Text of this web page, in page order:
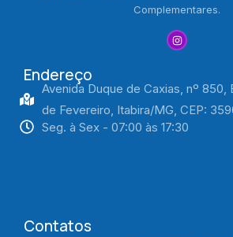
Complementares.
Endereço
Avenida Duque de Caxias, nº 850,
de Fevereiro, Itabira/MG, CEP:
Seg. à Sex - 07:00 às 17:30
Contatos